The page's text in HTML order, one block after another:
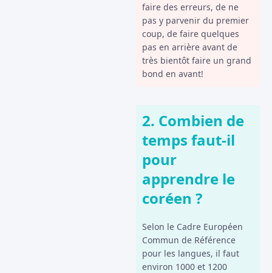
faire des erreurs, de ne
pas y parvenir du premier
coup, de faire quelques
pas en arrière avant de
très bientôt faire un grand
bond en avant!
2. Combien de
temps faut-il
pour
apprendre le
coréen ?
Selon le Cadre Européen
Commun de Référence
pour les langues, il faut
environ 1000 et 1200